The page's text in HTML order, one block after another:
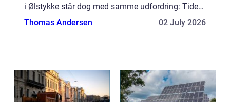
i Ølstykke står dog med samme udfordring: Tiden,
kræf...
Thomas Andersen 02 July 2026